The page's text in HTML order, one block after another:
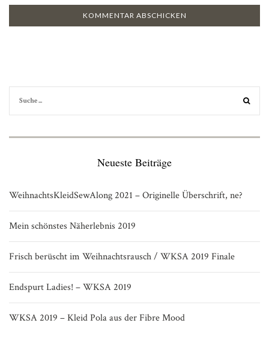
Neueste Beiträge
WeihnachtsKleidSewAlong 2021 – Originelle Überschrift, ne?
Mein schönstes Näherlebnis 2019
Frisch berüscht im Weihnachtsrausch / WKSA 2019 Finale
Endspurt Ladies! – WKSA 2019
WKSA 2019 – Kleid Pola aus der Fibre Mood